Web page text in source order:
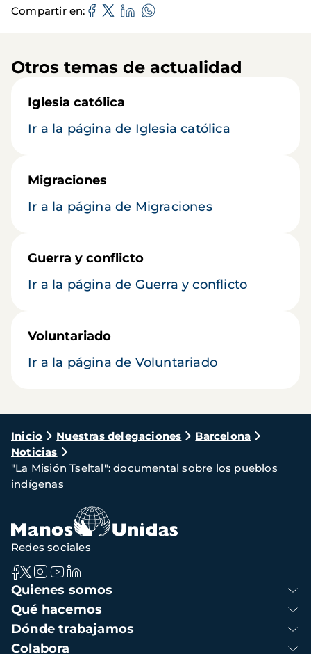
Compartir en
Otros temas de actualidad
Iglesia católica
Ir a la página de Iglesia católica
Migraciones
Ir a la página de Migraciones
Guerra y conflicto
Ir a la página de Guerra y conflicto
Voluntariado
Ir a la página de Voluntariado
Ruta
de
navegación
Inicio Nuestras delegaciones
Barcelona
Noticias
"La Misión Tseltal": documental sobre los pueblos
indígenas
Navegación
principal
Quienes somos
Qué hacemos
Dónde trabajamos
Colabora
Redes sociales